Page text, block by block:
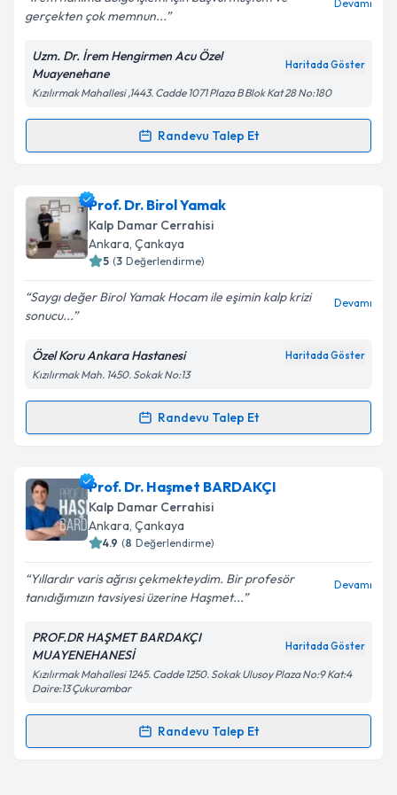
Kişisel verilerimin işlenmesine ilişkin
Aydınlatma
Metni
kapsamda işlenmesini kabul ediyorum.
Takvim Talebini Gönder
gerçekten çok memnun...
Devamı
Uzm. Dr. İrem Hengirmen Acu Özel
Muayenehane
Haritada Göster
Kızılırmak Mahallesi ,1443. Cadde 1071 Plaza B Blok Kat 28 No:180
Randevu Talep Et
Randevu Takvimi Talebi
Uzm. Dr. İrem Hengirmen Acu
talebi oluşturun. Size bu uzmandan randevu almanız
için bir takvim hazırlandığında e-posta ile
bilgilendireceğiz.
E-posta Adresiniz
Kişisel verilerimin işlenmesine ilişkin
Metni'ni okudum ve kişisel verilerimin belirtilen
kapsamda işlenmesini kabul ediyorum.
Prof. Dr. Birol Yamak
Kalp Damar Cerrahisi
Ankara, Çankaya
5 (3 Değerlendirme)
Saygı değer Birol Yamak Hocam ile eşimin kalp krizi
sonucu...
Devamı
Özel Koru Ankara Hastanesi Haritada Göster
Kızılırmak Mah. 1450. Sokak No:13
Randevu Talep Et
Randevu Takvimi Talebi
Prof. Dr. Birol Yamakiçin randevu takvimi talebi
oluşturun. Size bu uzmandan randevu almanız için bir
takvim hazırlandığında e-posta ile bilgilendireceğiz.
Kişisel verilerimin işlenmesine ilişkin
Aydınlatma
Metni'ni okudum ve kişisel verilerimin belirtilen
kapsamda işlenmesini kabul ediyorum.
Takvim Talebini Gönder
Prof. Dr. Haşmet BARDAKÇI
Kalp Damar Cerrahisi
Ankara, Çankaya
4.9 (8 Değerlendirme)
Yıllardır varis ağrısı çekmekteydim. Bir profesör
tanıdığımızın tavsiyesi üzerine Haşmet...
Devamı
PROF.DR HAŞMET BARDAKÇI
MUAYENEHANESİ
Haritada Göster
Kızılırmak Mahallesi 1245. Cadde 1250. Sokak Ulusoy Plaza No:9 Kat:4
Daire:13 Çukurambar
Randevu Talep Et
Randevu Takvimi Talebi